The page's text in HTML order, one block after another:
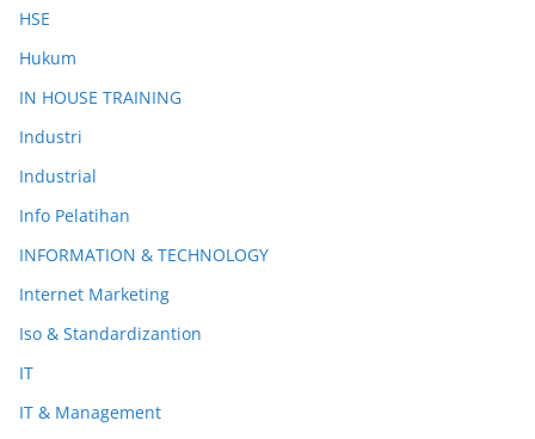
HSE
Hukum
IN HOUSE TRAINING
Industri
Industrial
Info Pelatihan
INFORMATION & TECHNOLOGY
Internet Marketing
Iso & Standardizantion
IT
IT & Management